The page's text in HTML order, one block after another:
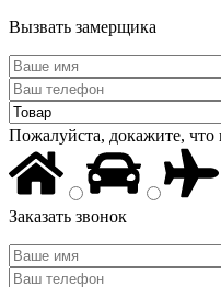
Вызвать замерщика
Пожалуйста, докажите, что
Заказать звонок